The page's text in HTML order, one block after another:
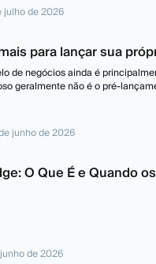
julho de 2026
para lançar sua
de negócios ainda é
geralmente não é o pré-
junho de 2026
O Que É e Quando
de 2026